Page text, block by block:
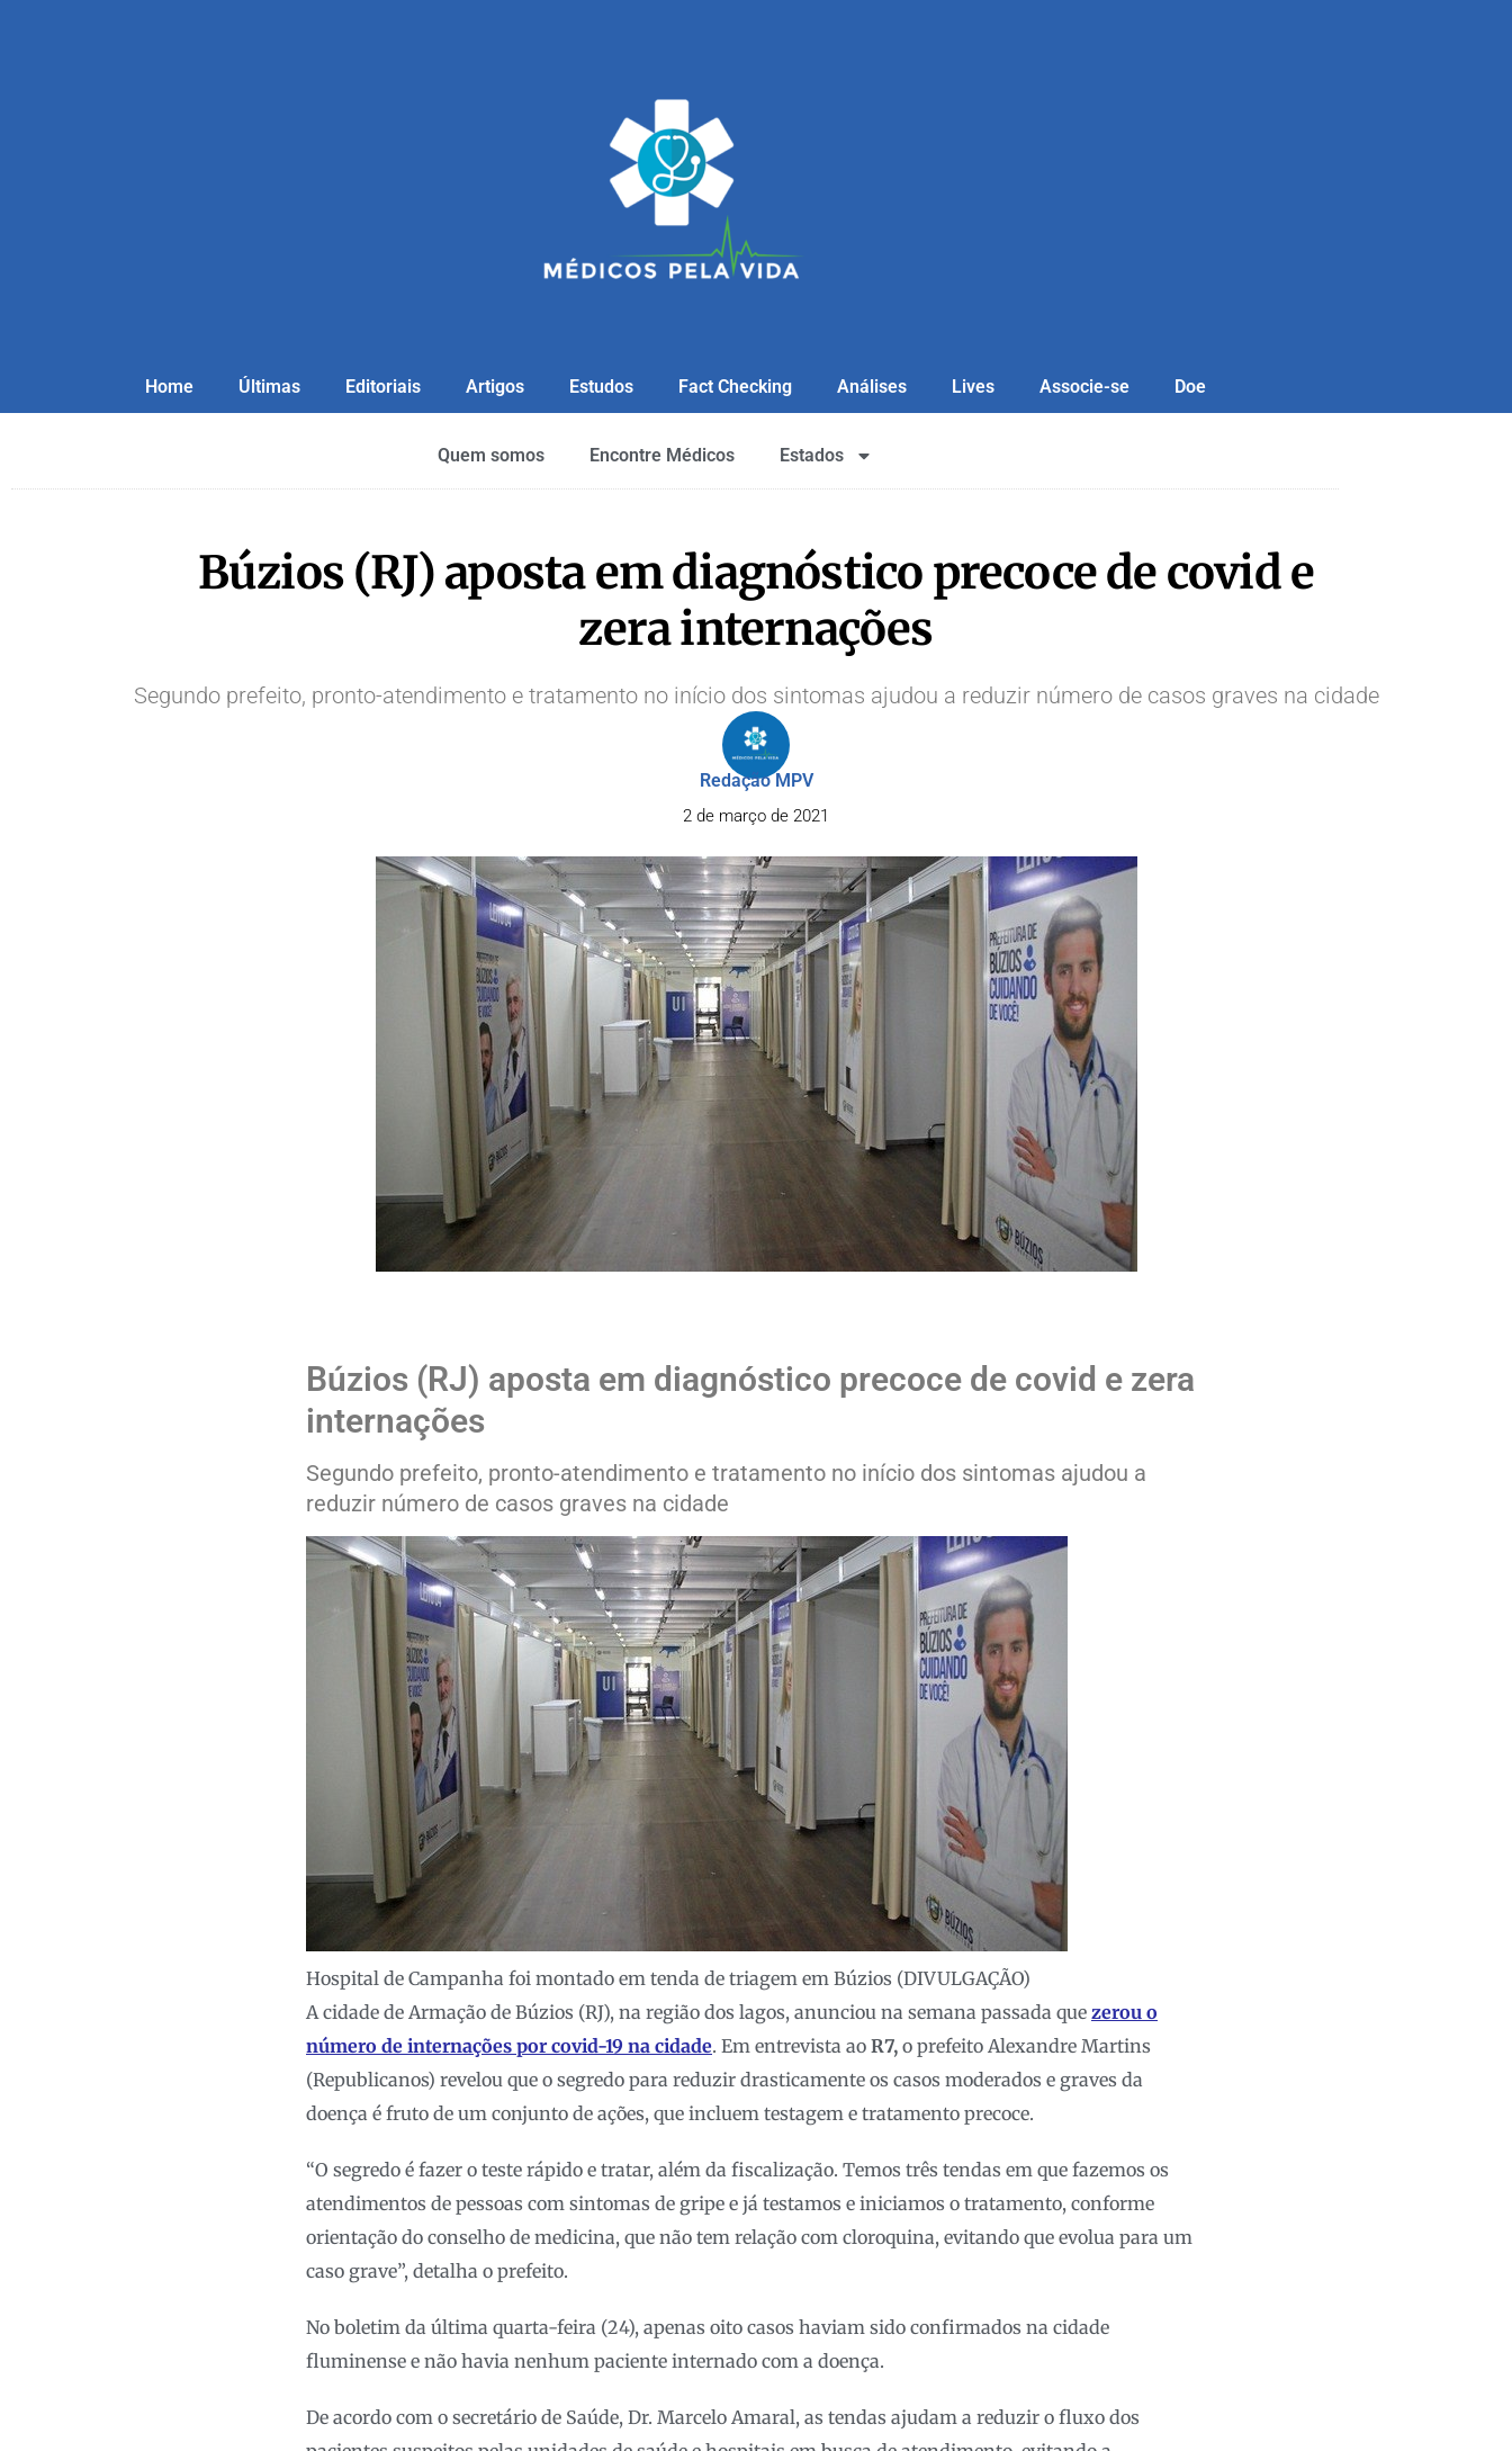
Home Últimas Editoriais Artigos Estudos Fact Checking Análises Lives Associe-se Doe
Quem somos Encontre Médicos Estados
Búzios (RJ) aposta em diagnóstico precoce de covid e
zera internações
Segundo prefeito, pronto-atendimento e tratamento no início dos sintomas ajudou a reduzir número de casos graves na cidade
Redação MPV
2 de março de 2021
Búzios (RJ) aposta em diagnóstico precoce de covid e zera
internações
Segundo prefeito, pronto-atendimento e tratamento no início dos sintomas ajudou a
reduzir número de casos graves na cidade
Hospital de Campanha foi montado em tenda de triagem em Búzios (DIVULGAÇÃO)
A cidade de Armação de Búzios (RJ), na região dos lagos, anunciou na semana passada que zerou o
número de internações por covid-19 na cidade. Em entrevista ao R7, o prefeito Alexandre Martins
(Republicanos) revelou que o segredo para reduzir drasticamente os casos moderados e graves da
doença é fruto de um conjunto de ações, que incluem testagem e tratamento precoce.
“O segredo é fazer o teste rápido e tratar, além da fiscalização. Temos três tendas em que fazemos os
atendimentos de pessoas com sintomas de gripe e já testamos e iniciamos o tratamento, conforme
orientação do conselho de medicina, que não tem relação com cloroquina, evitando que evolua para um
caso grave”, detalha o prefeito.
No boletim da última quarta-feira (24), apenas oito casos haviam sido confirmados na cidade
fluminense e não havia nenhum paciente internado com a doença.
De acordo com o secretário de Saúde, Dr. Marcelo Amaral, as tendas ajudam a reduzir o fluxo dos